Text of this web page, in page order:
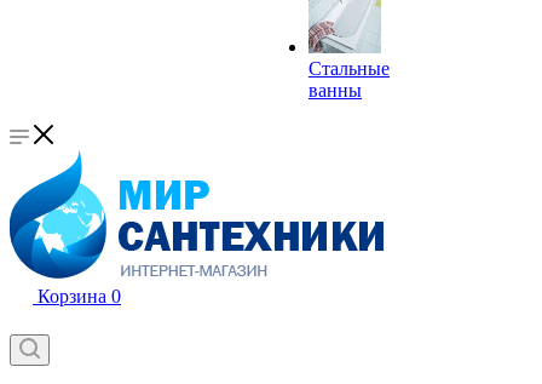
Стальные
ванны
Корзина 0